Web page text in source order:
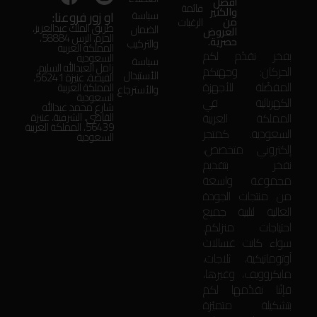
والكثير
من
العروض
حصرية.
بفخر نقدّم لكم
الحركان: وجهتكم
المفضّلة للأجهزة
الكهربائية في
المملكة العربية
السعودية. كمتجر
إلكتروني متخصص،
نفخر بتقديم
مجموعة واسعة
من منتجات الجودة
العالية لتلبية جميع
احتياجات منزلكم.
سواء كانت غسالات
أوتوماتيكية، ثلاجات،
مايكروويف، وغيرها،
فإنّنا نقدّمها لكم
بتشكيلة متميّزة
قائمة
الرغبات
سياسة
الضمان
والتركيب
سياسة
الأستبدال
والأسترجاع
او زور فروعنا:
طريق الملك عبدالعزيز،
الحزم، الرس 58884،
المملكة العربية
السعودية
زامل العبدالله السليم،
الفيضة، عنيزة 56241،
المملكة العربية
السعودية
شارع محمد عبدالله
القاضي، الشرقية، عنيزة
56439، المملكة العربية
السعودية